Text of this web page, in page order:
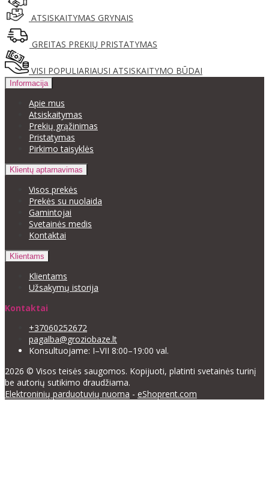
ATSISKAITYMAS GRYNAIS
GREITAS PREKIŲ PRISTATYMAS
VISI POPULIARIAUSI ATSISKAITYMO BŪDAI
Informacija
Apie mus
Atsiskaitymas
Prekių grąžinimas
Pristatymas
Pirkimo taisyklės
Klientų aptarnavimas
Visos prekės
Prekės su nuolaida
Gamintojai
Svetainės medis
Kontaktai
Klientams
Klientams
Užsakymų istorija
Kontaktai
+37060252672
pagalba@groziobaze.lt
Konsultuojame: I–VII 8:00–19:00 val.
2026 © Visos teisės saugomos. Kopijuoti, platinti svetainės turinį
be autorių sutikimo draudžiama.
Elektroninių parduotuvių nuoma - eShoprent.com